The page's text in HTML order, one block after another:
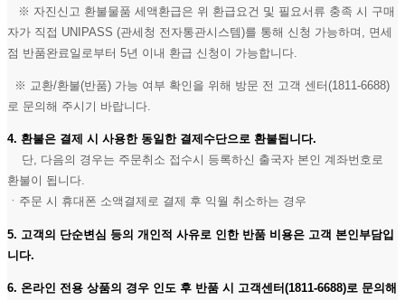
※ 자진신고 환불물품 세액환급은 위 환급요건 및 필요서류 충족 시 구매
자가 직접 UNIPASS (관세청 전자통관시스템)를 통해 신청 가능하며, 면세
점 반품완료일로부터 5년 이내 환급 신청이 가능합니다.
※ 교환/환불(반품) 가능 여부 확인을 위해 방문 전 고객 센터(1811-6688)
로 문의해 주시기 바랍니다.
4. 환불은 결제 시 사용한 동일한 결제수단으로 환불됩니다.
단, 다음의 경우는 주문취소 접수시 등록하신 출국자 본인 계좌번호로
환불이 됩니다.
ㆍ주문 시 휴대폰 소액결제로 결제 후 익월 취소하는 경우
5. 고객의 단순변심 등의 개인적 사유로 인한 반품 비용은 고객 본인부담입
니다.
6. 온라인 전용 상품의 경우 인도 후 반품 시 고객센터(1811-6688)로 문의해